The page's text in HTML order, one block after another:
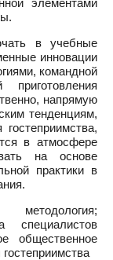
в учебные
инновации
командной
приготовления
напрямую
тенденциям,
в атмосфере
на основе
практики в
методология;
специалистов
общественное